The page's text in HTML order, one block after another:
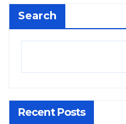
Search
Recent Posts